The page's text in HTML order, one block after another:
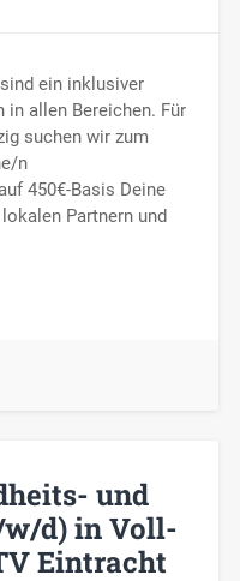
ein inklusiver
in allen Bereichen. Für
suchen wir zum
n
450€-Basis Deine
Partnern und
und
d) in Voll-
Eintracht